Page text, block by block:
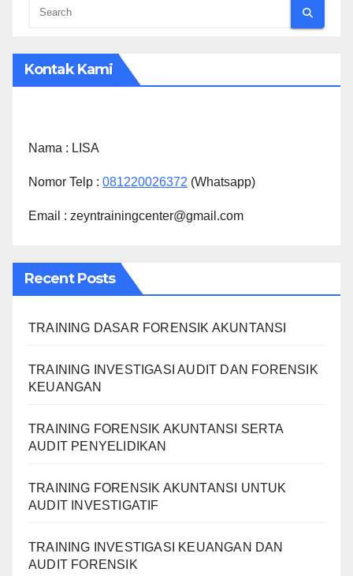
Kontak Kami
Nama : LISA
Nomor Telp : 081220026372 (Whatsapp)
Email : zeyntrainingcenter@gmail.com
Recent Posts
TRAINING DASAR FORENSIK AKUNTANSI
TRAINING INVESTIGASI AUDIT DAN FORENSIK
KEUANGAN
TRAINING FORENSIK AKUNTANSI SERTA
AUDIT PENYELIDIKAN
TRAINING FORENSIK AKUNTANSI UNTUK
AUDIT INVESTIGATIF
TRAINING INVESTIGASI KEUANGAN DAN
AUDIT FORENSIK